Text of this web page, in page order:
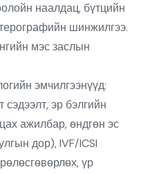
наалдац, бүтцийн
шинжилгээ.
мэс заслын
эмчилгээнүүд:
сэдээлт, эр бэлгийн
ажилбар, өндгөн эс
дор), IVF/ICSI
үр